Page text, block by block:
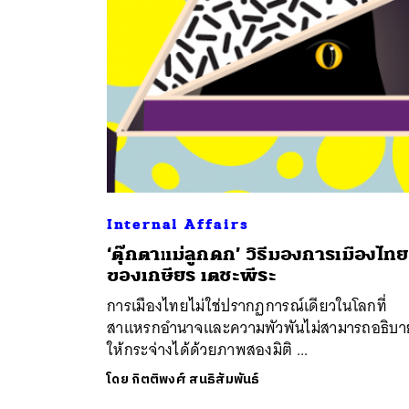
Internal Affairs
‘ตุ๊กตาแม่ลูกดก’ วิธีมองการเมืองไทย
ของเกษียร เตชะพีระ
การเมืองไทยไม่ใช่ปรากฏการณ์เดียวในโลกที่
สาแหรกอำนาจและความพัวพันไม่สามารถอธิบ
ให้กระจ่างได้ด้วยภาพสองมิติ ...
โดย กิตติพงศ์ สนธิสัมพันธ์